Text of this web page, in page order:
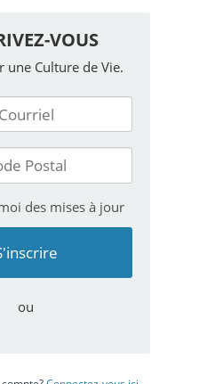
VOUS
une Culture de Vie.
des mises à jour
ou